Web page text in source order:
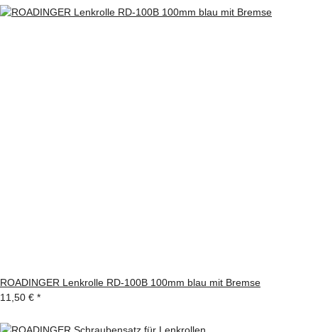
ROADINGER Lenkrolle RD-100B 100mm blau mit Bremse
11,50 € *